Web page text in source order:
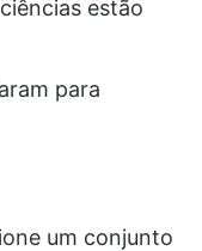
estão
para
um conjunto